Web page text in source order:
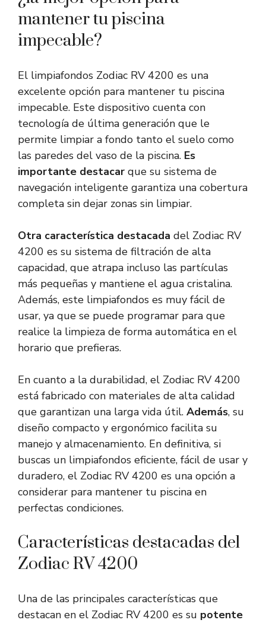
mantener tu piscina
impecable?
El limpiafondos Zodiac RV 4200 es una
excelente opción para mantener tu piscina
impecable. Este dispositivo cuenta con
tecnología de última generación que le
permite limpiar a fondo tanto el suelo como
las paredes del vaso de la piscina. Es
importante destacar que su sistema de
navegación inteligente garantiza una cobertura
completa sin dejar zonas sin limpiar.
Otra característica destacada del Zodiac RV
4200 es su sistema de filtración de alta
capacidad, que atrapa incluso las partículas
más pequeñas y mantiene el agua cristalina.
Además, este limpiafondos es muy fácil de
usar, ya que se puede programar para que
realice la limpieza de forma automática en el
horario que prefieras.
En cuanto a la durabilidad, el Zodiac RV 4200
está fabricado con materiales de alta calidad
que garantizan una larga vida útil. Además, su
diseño compacto y ergonómico facilita su
manejo y almacenamiento. En definitiva, si
buscas un limpiafondos eficiente, fácil de usar y
duradero, el Zodiac RV 4200 es una opción a
considerar para mantener tu piscina en
perfectas condiciones.
Características destacadas del
Zodiac RV 4200
Una de las principales características que
destacan en el Zodiac RV 4200 es su potente